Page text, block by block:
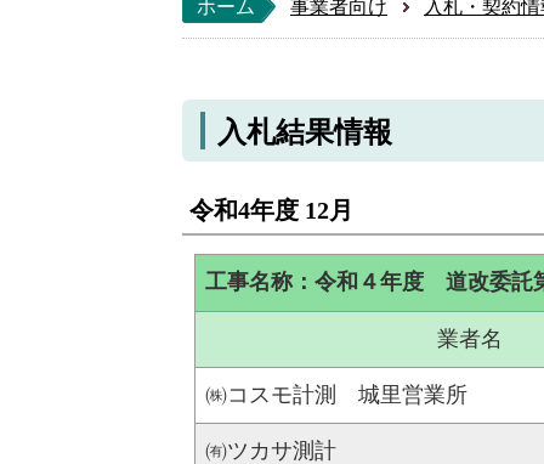
ホーム 事業者向け 入札・契約
入札結果情報
令和4年度 12月
工事名称：令和４年度 道改委
業者名
㈱コスモ計測 城里営業所
㈲ツカサ測計